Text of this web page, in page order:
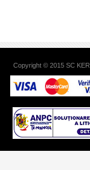
Copyright © 2015 SC